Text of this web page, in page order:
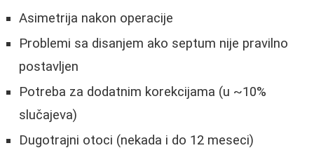
Asimetrija nakon operacije
Problemi sa disanjem ako septum nije pravilno
postavljen
Potreba za dodatnim korekcijama (u ~10%
slučajeva)
Dugotrajni otoci (nekada i do 12 meseci)